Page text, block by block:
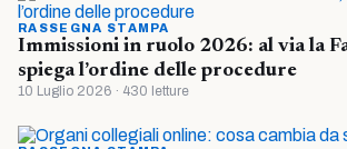
RASSEGNA STAMPA
Immissioni in ruolo 2026: al via la
spiega l’ordine delle procedure
10 Luglio 2026 · 430 letture